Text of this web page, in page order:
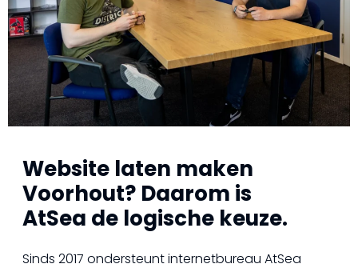
Website laten maken
Voorhout? Daarom is
AtSea de logische keuze.
Sinds 2017 ondersteunt internetbureau AtSea